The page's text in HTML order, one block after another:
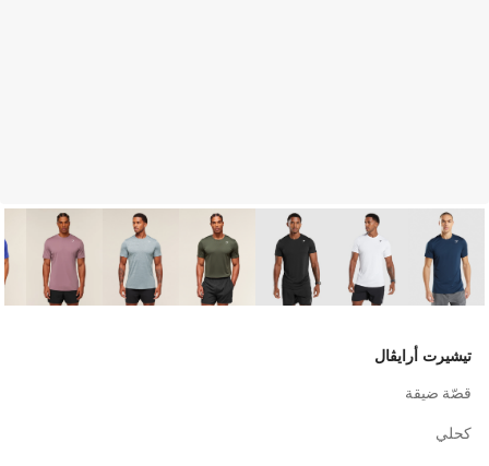
تيشيرت أرايڤال
قصّة ضيقة
كحلي